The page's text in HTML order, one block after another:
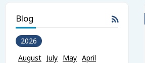
Blog
2026
August July May April